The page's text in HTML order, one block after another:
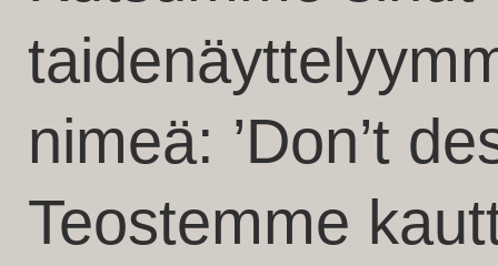
nimeä: ’Don’t
Teostemme